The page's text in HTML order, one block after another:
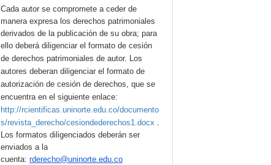
Cada autor se compromete a ceder de
manera expresa los derechos patrimoniales
derivados de la publicación de su obra; para
ello deberá diligenciar el formato de cesión
de derechos patrimoniales de autor. Los
autores deberan diligenciar el formato de
autorización de cesión de derechos, que se
encuentra en el siguiente enlace:
http://rcientificas.uninorte.edu.co/documento
s/revista_derecho/cesiondederechos1.docx .
Los formatos diligenciados deberán ser
enviados a la
cuenta:rderecho@uninorte.edu.co